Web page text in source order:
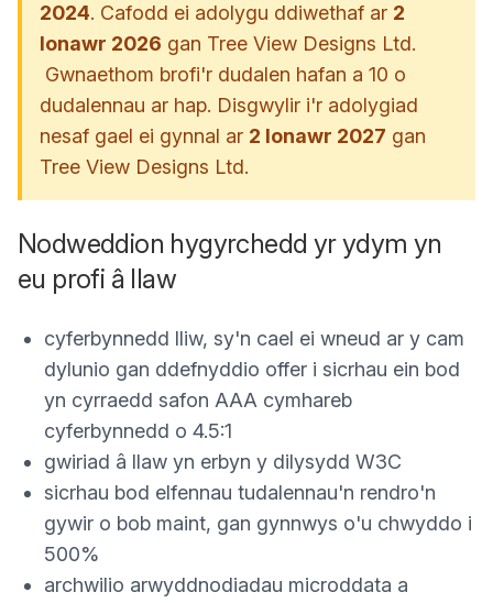
2024. Cafodd ei adolygu ddiwethaf ar 2
Ionawr 2026 gan Tree View Designs Ltd.
Gwnaethom brofi'r dudalen hafan a 10 o
dudalennau ar hap. Disgwylir i'r adolygiad
nesaf gael ei gynnal ar 2 Ionawr 2027 gan
Tree View Designs Ltd.
Nodweddion hygyrchedd yr ydym yn
eu profi â llaw
cyferbynnedd lliw, sy'n cael ei wneud ar y cam
dylunio gan ddefnyddio offer i sicrhau ein bod
yn cyrraedd safon AAA cymhareb
cyferbynnedd o 4.5:1
gwiriad â llaw yn erbyn y dilysydd W3C
sicrhau bod elfennau tudalennau'n rendro'n
gywir o bob maint, gan gynnwys o'u chwyddo i
500%
archwilio arwyddnodiadau microddata a